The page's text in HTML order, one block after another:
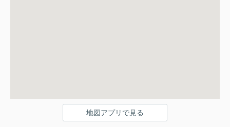
地図アプリで見る